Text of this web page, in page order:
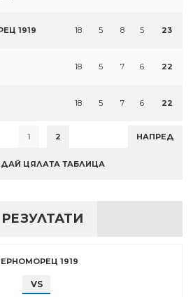
1919 18 5 8 5 23
18 5 7 6 22
18 5 7 6 22
1 2 НАПРЕД
ЦЯЛАТА ТАБЛИЦА
1919
VS